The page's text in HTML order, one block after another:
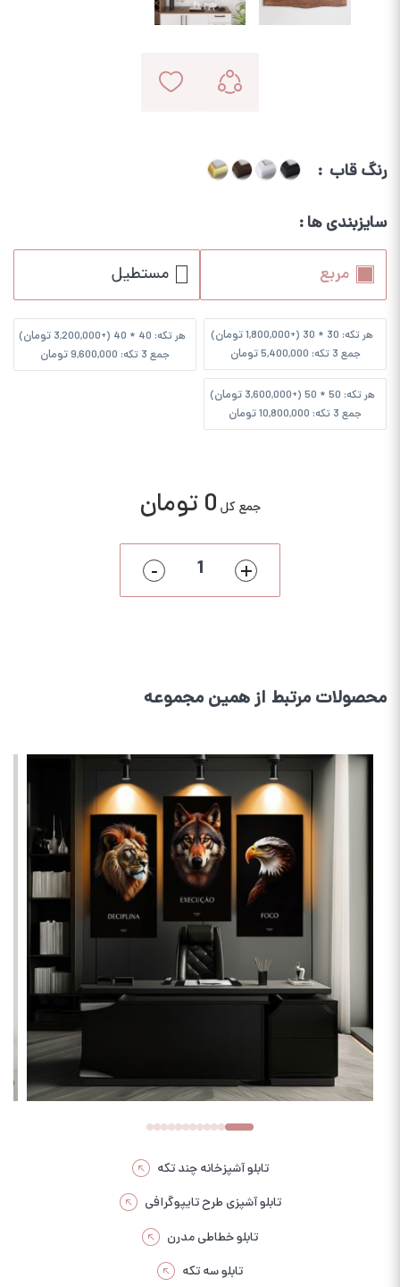
رنگ قاب
سایزبندی ها
مربع مستطیل
هر تکه: 30 * 30 (+ 1,800,000تومان)
جمع 3 تکه:
5,400,000تومان
هر تکه: 40 * 40 (+ 3,200,000 تومان)
جمع 3 تکه:
9,600,000تومان
هر تکه: 50 * 50 (+ 3,600,000 تومان)
جمع 3 تکه:
10,800,000تومان
جمع کل 0 تومان
+
-
محصولات مرتبط از همین مجموعه
تابلو آشپزخانه چند تکه
تابلو آشپزی طرح تایپوگرافی
تابلو خطاطی مدرن
تابلو سه تکه